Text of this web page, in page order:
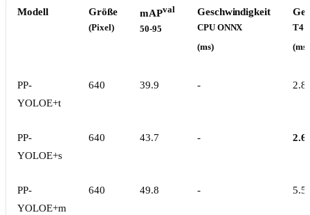
Modell Größe
(Pixel)
mAPval
50-95
Geschwindigkeit
CPU ONNX
(ms)
T4
(ms)
PP-
YOLOE+t
640 39.9 -
PP-
YOLOE+s
640 43.7 -
PP-
YOLOE+m
640 49.8 -